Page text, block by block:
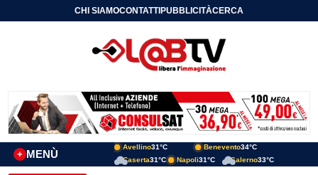
CHI SIAMOCONTATTIPUBBLICITÀCERCA
MENÙ
+
Avellino31°C Benevento34°C
Caserta31°C Napoli31°C Salerno33°C